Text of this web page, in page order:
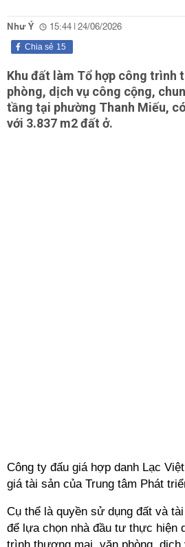
Như Ý 15:44 | 24/06/2026
15
Chia sẻ
Khu đất làm Tổ hợp công trình
phòng, dịch vụ công cộng,
tầng tại phường Thanh Miếu,
với 3.837 m2 đất ở.
Công ty đấu giá hợp danh Lạc
giá tài sản của Trung tâm Phát
Cụ thể là quyền sử dụng đất và
để lựa chọn nhà đầu tư thực hiện